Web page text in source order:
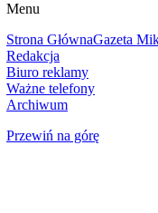
Menu
Strona GłównaGazeta
Redakcja
Biuro reklamy
Ważne telefony
Archiwum
Przewiń na górę